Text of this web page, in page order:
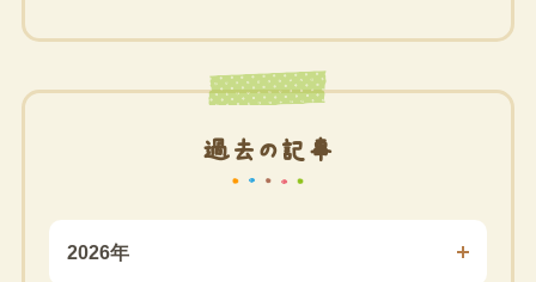
過去の記事
2026年